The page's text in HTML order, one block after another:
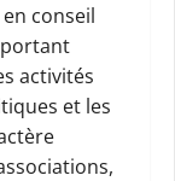
conseil
activités
et les